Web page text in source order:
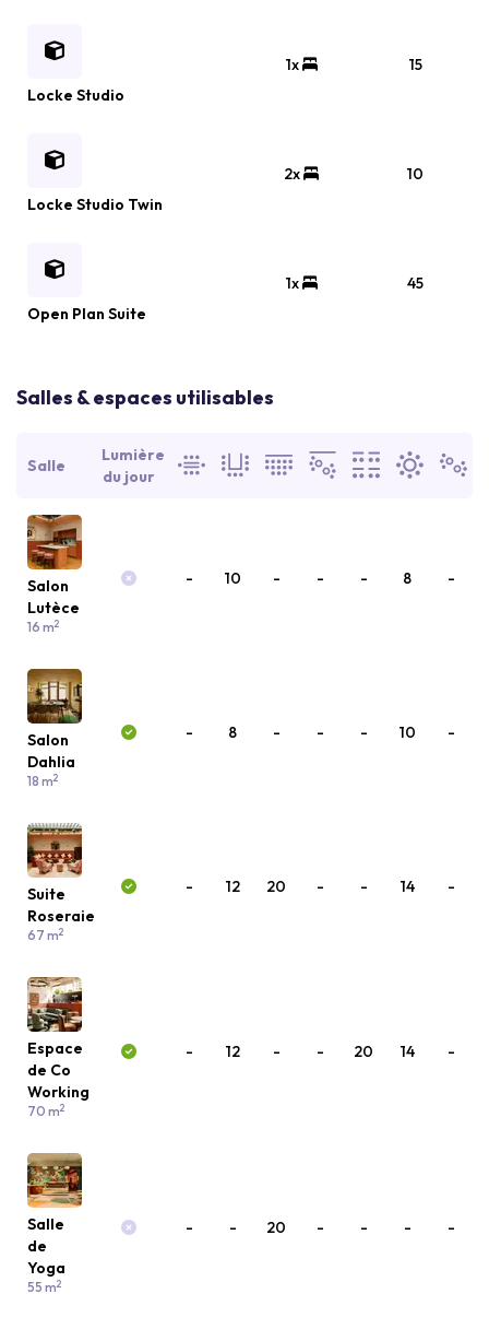
Locke Studio
1x 15
Locke Studio Twin
2x 10
Open Plan Suite
1x 45
Salles & espaces utilisables
Salle
Lumière
du jour
Salon
Lutèce
16 m2
- 10 - - - 8 -
Salon
Dahlia
18 m2
- 8 - - - 10 -
Suite
Roseraie
67 m2
- 12 20 - - 14 -
Espace
de Co
Working
70 m2
- 12 - - 20 14 -
Salle
de
Yoga
55 m2
- - 20 - - - -